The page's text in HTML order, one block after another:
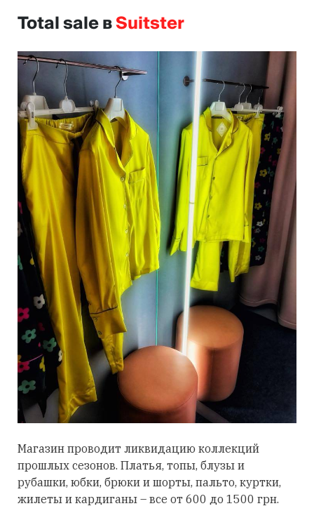
Total sale вSuitster
Магазин проводит ликвидацию коллекций
прошлых сезонов. Платья, топы, блузы и
рубашки, юбки, брюки и шорты, пальто, куртки,
жилеты и кардиганы – все от 600 до 1500 грн.